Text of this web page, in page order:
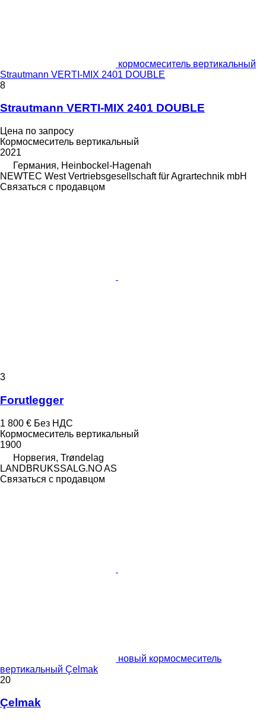
кормосмеситель вертикальный
Strautmann VERTI-MIX 2401 DOUBLE
8
Strautmann VERTI-MIX 2401 DOUBLE
Цена по запросу
Кормосмеситель вертикальный
2021
Германия, Heinbockel-Hagenah
NEWTEC West Vertriebsgesellschaft für Agrartechnik mbH
Связаться с продавцом
3
Forutlegger
1 800 € Без НДС
Кормосмеситель вертикальный
1900
Норвегия, Trøndelag
LANDBRUKSSALG.NO AS
Связаться с продавцом
новый кормосмеситель
вертикальный Çelmak
20
Çelmak